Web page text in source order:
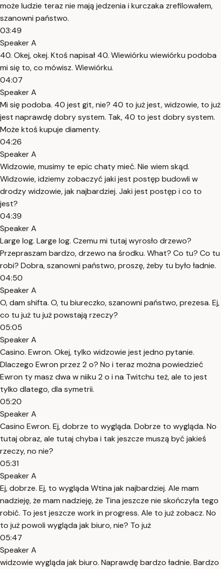
może ludzie teraz nie mają jedzenia i kurczaka zrefilowałem,
szanowni państwo.
03:49
Speaker A
40. Okej, okej. Ktoś napisał 40. Wiewiórku wiewiórku podoba
mi się to, co mówisz. Wiewiórku.
04:07
Speaker A
Mi się podoba. 40 jest git, nie? 40 to już jest, widzowie, to już
jest naprawdę dobry system. Tak, 40 to jest dobry system.
Może ktoś kupuje diamenty.
04:26
Speaker A
Widzowie, musimy te epic chaty mieć. Nie wiem skąd.
Widzowie, idziemy zobaczyć jaki jest postęp budowli w
drodzy widzowie, jak najbardziej. Jaki jest postęp i co to
jest?
04:39
Speaker A
Large log. Large log. Czemu mi tutaj wyrosło drzewo?
Przepraszam bardzo, drzewo na środku. What? Co tu? Co tu
robi? Dobra, szanowni państwo, proszę, żeby tu było ładnie.
04:50
Speaker A
O, dam shifta. O, tu biureczko, szanowni państwo, prezesa. Ej,
co tu już tu już powstają rzeczy?
05:05
Speaker A
Casino. Ewron. Okej, tylko widzowie jest jedno pytanie.
Dlaczego Ewron przez 2 o? No i teraz można powiedzieć
Ewron ty masz dwa w niiku 2 o i na Twitchu też, ale to jest
tylko dlatego, dla symetrii.
05:20
Speaker A
Casino Ewron. Ej, dobrze to wygląda. Dobrze to wygląda. No
tutaj obraz, ale tutaj chyba i tak jeszcze muszą być jakieś
rzeczy, no nie?
05:31
Speaker A
Ej, dobrze. Ej, to wygląda Wtina jak najbardziej. Ale mam
nadzieję, że mam nadzieję, że Tina jeszcze nie skończyła tego
robić. To jest jeszcze work in progress. Ale to już zobacz. No
to już powoli wygląda jak biuro, nie? To już
05:47
Speaker A
widzowie wygląda jak biuro. Naprawdę bardzo ładnie. Bardzo